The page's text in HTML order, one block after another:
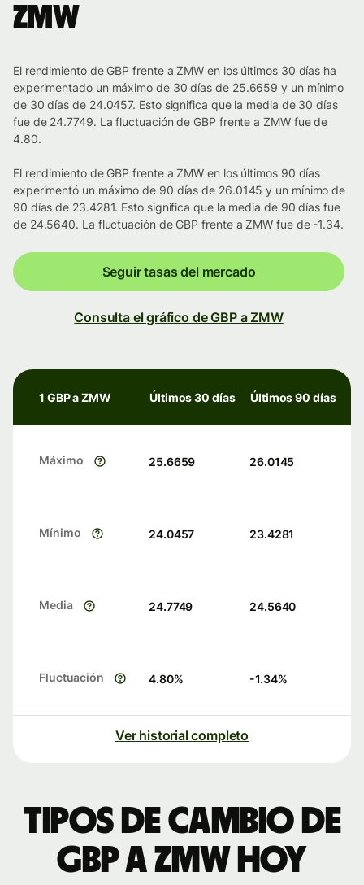
ZMW
El rendimiento de GBP frente a ZMW en los últimos 30 días ha
experimentado un máximo de 30 días de 25.6659 y un mínimo
de 30 días de 24.0457. Esto significa que la media de 30 días
fue de 24.7749. La fluctuación de GBP frente a ZMW fue de
4.80.
El rendimiento de GBP frente a ZMW en los últimos 90 días
experimentó un máximo de 90 días de 26.0145 y un mínimo de
90 días de 23.4281. Esto significa que la media de 90 días fue
de 24.5640. La fluctuación de GBP frente a ZMW fue de -1.34.
Seguir tasas del mercado
Consulta el gráfico de GBP a ZMW
1 GBP a ZMW Últimos 30 días Últimos 90 días
Máximo 25.6659 26.0145
Mínimo 24.0457 23.4281
Media 24.7749 24.5640
Fluctuación 4.80% -1.34%
Ver historial completo
Tipos de cambio de
GBP a ZMW hoy